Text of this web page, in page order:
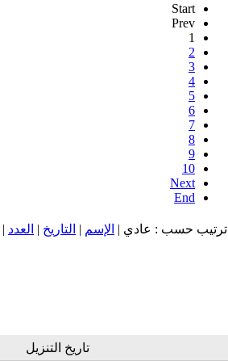
Start
Prev
1
2
3
4
5
6
7
8
9
10
Next
End
ترتيب حسب : عادي | الإسم | التاريخ | العدد |
تاريخ التنزيل